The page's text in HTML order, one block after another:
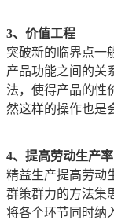
3、价值工程
突破新的临界点一
产品功能之间的关
法，使得产品的性
然这样的操作也是
4、提高劳动生产率
精益生产提高劳动
群策群力的方法集
将各个环节同时纳